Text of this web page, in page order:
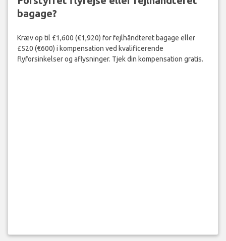
bagage?
Kræv op til £1,600 (€1,920) for fejlhåndteret bagage eller
£520 (€600) i kompensation ved kvalificerende
flyforsinkelser og aflysninger. Tjek din kompensation gratis.